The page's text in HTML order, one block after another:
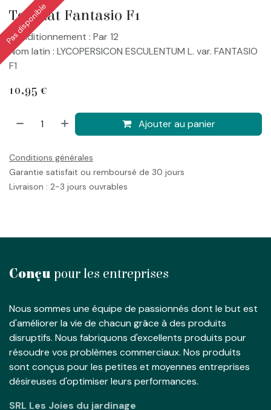
Tomaat Fantasio F1
Pas disponible
Conditionnement : Par 12
Nom latin : LYCOPERSICON ESCULENTUM L. var. FANTASIO
F1
10,95 €
Ajouter au panier
Conditions générales
Garantie satisfait ou remboursé de 30 jours
Livraison : 2-3 jours ouvrables
Conçu pour les entreprises
Nous sommes une équipe de passionnés dont le but est
d'améliorer la vie de chacun grâce à des produits
disruptifs. Nous fabriquons d'excellents produits pour
résoudre vos problèmes commerciaux. Nos produits
sont conçus pour les petites et moyennes entreprises
désireuses d'optimiser leurs performances.
SRL Les Joies du jardinage